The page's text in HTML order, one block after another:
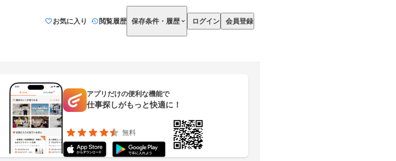
お気に入り 閲覧履歴 保存条件・履歴 ログイン 会員登録
アプリだけの便利な機能で
仕事探しがもっと快適に！
無料